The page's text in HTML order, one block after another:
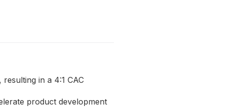
in a 4:1 CAC
product development